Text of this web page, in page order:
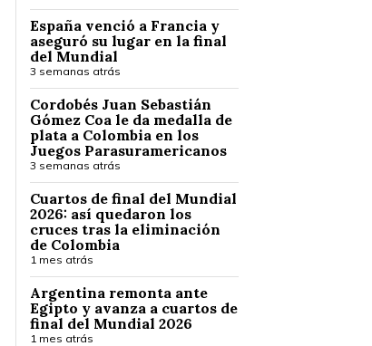
España venció a Francia y
aseguró su lugar en la final
del Mundial
3 semanas atrás
Cordobés Juan Sebastián
Gómez Coa le da medalla de
plata a Colombia en los
Juegos Parasuramericanos
3 semanas atrás
Cuartos de final del Mundial
2026: así quedaron los
cruces tras la eliminación
de Colombia
1 mes atrás
Argentina remonta ante
Egipto y avanza a cuartos de
final del Mundial 2026
1 mes atrás